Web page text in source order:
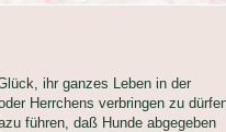
ihr ganzes Leben in der
Herrchens verbringen zu
führen, daß Hunde abgegeben